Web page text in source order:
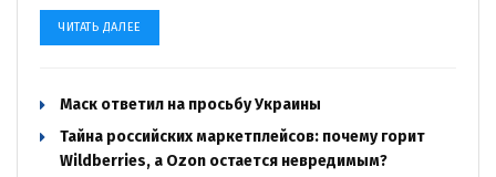
ЧИТАТЬ ДАЛЕЕ
Маск ответил на просьбу Украины
Тайна российских маркетплейсов: почему горит
Wildberries, а Ozon остается невредимым?